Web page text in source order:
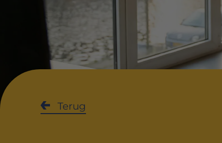
Terug